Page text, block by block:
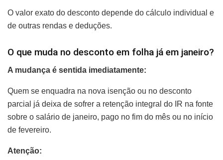
O valor exato do desconto depende do cálculo individual e
de outras rendas e deduções.
O que muda no desconto em folha já em janeiro?
A mudança é sentida imediatamente:
Quem se enquadra na nova isenção ou no desconto
parcial já deixa de sofrer a retenção integral do IR na fonte
sobre o salário de janeiro, pago no fim do mês ou no início
de fevereiro.
Atenção: